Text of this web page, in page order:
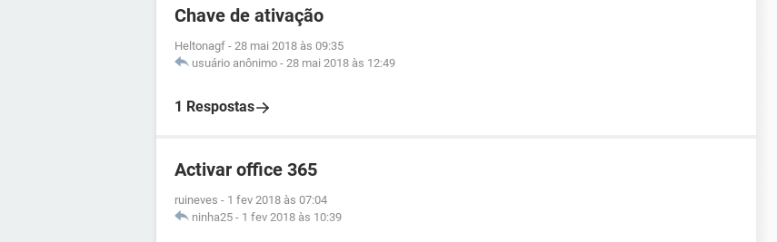
Chave de ativação
Heltonagf - 28 mai 2018 às 09:35
usuário anônimo - 28 mai 2018 às 12:49
1 Respostas
Activar office 365
ruineves - 1 fev 2018 às 07:04
ninha25 - 1 fev 2018 às 10:39